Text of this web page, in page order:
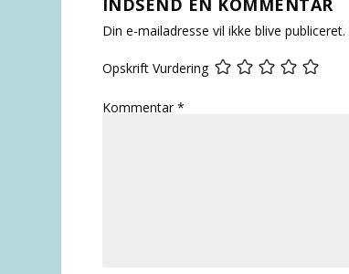
Din e-mailadresse vil ikke blive publiceret.
Opskrift Vurdering
Kommentar*